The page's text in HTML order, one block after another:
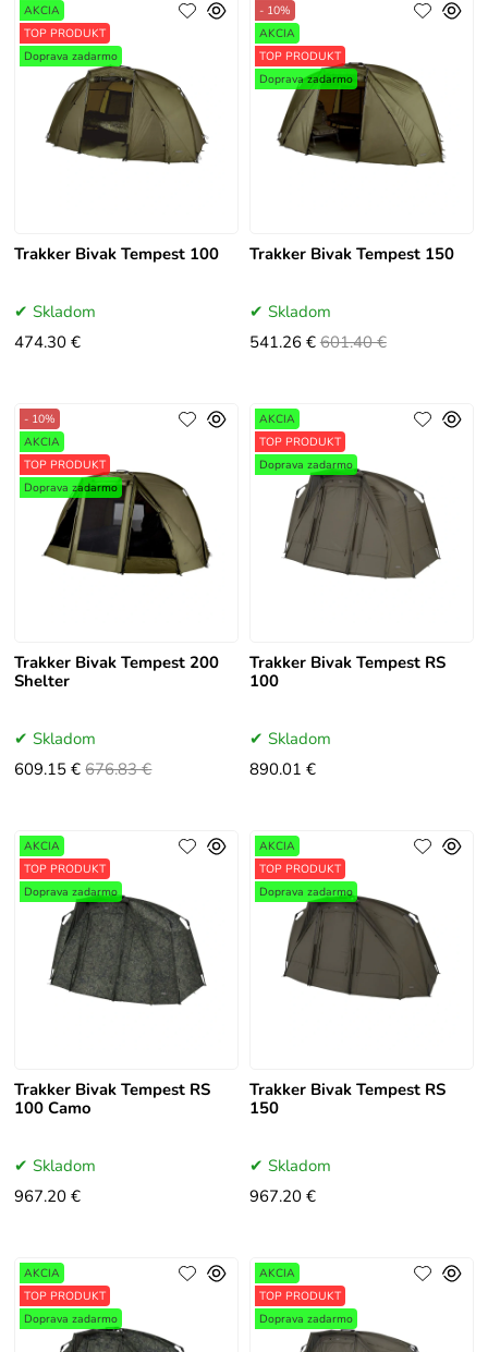
Trakker Bivak Tempest 100
AKCIA
TOP PRODUKT
Doprava zadarmo
Skladom
474.30 €
Trakker Bivak Tempest 150
- 10%
AKCIA
TOP PRODUKT
Doprava zadarmo
Skladom
541.26 € 601.40 €
Trakker Bivak Tempest 200
Shelter
- 10%
AKCIA
TOP PRODUKT
Doprava zadarmo
Skladom
609.15 € 676.83 €
Trakker Bivak Tempest RS
100
AKCIA
TOP PRODUKT
Doprava zadarmo
Skladom
890.01 €
Trakker Bivak Tempest RS
100 Camo
AKCIA
TOP PRODUKT
Doprava zadarmo
Skladom
967.20 €
Trakker Bivak Tempest RS
150
AKCIA
TOP PRODUKT
Doprava zadarmo
Skladom
967.20 €
AKCIA
TOP PRODUKT
Doprava zadarmo
AKCIA
TOP PRODUKT
Doprava zadarmo